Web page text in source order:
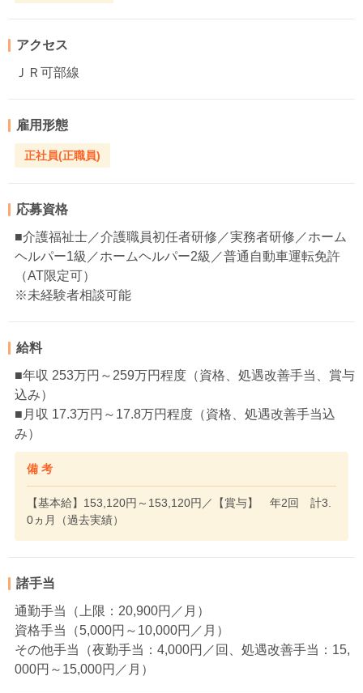
アクセス
ＪＲ可部線
雇用形態
正社員(正職員)
応募資格
■介護福祉士／介護職員初任者研修／実務者研修／ホーム
ヘルパー1級／ホームヘルパー2級／普通自動車運転免許
（AT限定可）
※未経験者相談可能
給料
■年収 253万円～259万円程度（資格、処遇改善手当、賞与
込み）
■月収 17.3万円～17.8万円程度（資格、処遇改善手当込
み）
備 考
【基本給】153,120円～153,120円／【賞与】 年2回 計3.
0ヵ月（過去実績）
諸手当
通勤手当（上限：20,900円／月）
資格手当（5,000円～10,000円／月）
その他手当（夜勤手当：4,000円／回、処遇改善手当：15,
000円～15,000円／月）